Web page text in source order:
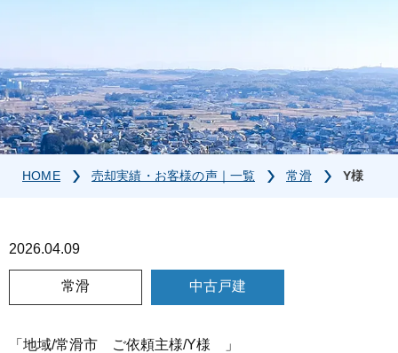
HOME 売却実績・お客様の声｜一覧 常滑 Y様
2026.04.09
常滑 中古戸建
「地域/常滑市 ご依頼主様/Y様 」